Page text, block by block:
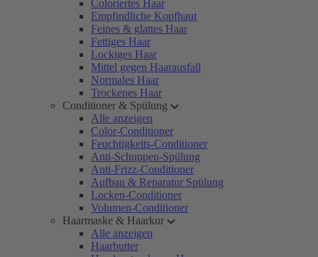
Coloriertes Haar
Empfindliche Kopfhaut
Feines & glattes Haar
Fettiges Haar
Lockiges Haar
Mittel gegen Haarausfall
Normales Haar
Trockenes Haar
Conditioner & Spülung
Alle anzeigen
Color-Conditioner
Feuchtigkeits-Conditioner
Anti-Schuppen-Spülung
Anti-Frizz-Conditioner
Aufbau & Reparatur Spülung
Locken-Conditioner
Volumen-Conditioner
Haarmaske & Haarkur
Alle anzeigen
Haarbutter